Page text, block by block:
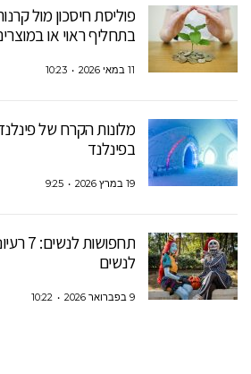
פוליסת חיסכון מול
בתחליף ראוי או
11 במאי 2026 10:23
בפינלנד
19 במרץ 2026 9:25
לנשים
9 בפברואר 2026 10:22